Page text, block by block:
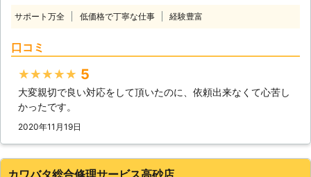
後に追加料金が発生することはありま
をつけなければ作業中に思わぬ方向に
となるとき】 庭木を植えるのは人そ
期入院、施設への入居などで管理でき
サポート万全 低価格で丁寧な仕事 経験豊富
口コミ
★★★★★ 5
大変親切で良い対応をして頂いたのに、依頼出来なくて心苦し
かったです。
2020年11月19日
カワバタ総合修理サービス高砂店